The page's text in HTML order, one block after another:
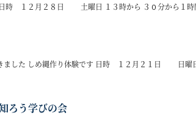
日時 １２月２８日 土曜日 １３時から ３０分から１時
ました しめ縄作り体験です 日時 １２月２１日 日曜
ろう学びの会